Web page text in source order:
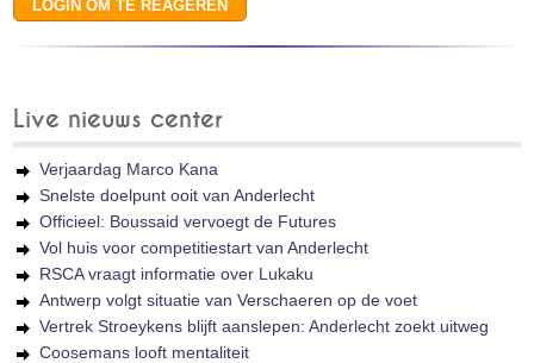
Live nieuws center
Verjaardag Marco Kana
Snelste doelpunt ooit van Anderlecht
Officieel: Boussaid vervoegt de Futures
Vol huis voor competitiestart van Anderlecht
RSCA vraagt informatie over Lukaku
Antwerp volgt situatie van Verschaeren op de voet
Vertrek Stroeykens blijft aanslepen: Anderlecht zoekt uitweg
Coosemans looft mentaliteit